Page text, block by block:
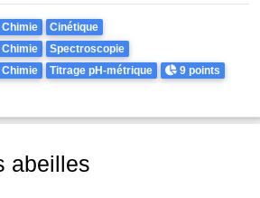
Cinétique
Spectroscopie
Titrage pH-métrique Points
9 points
abeilles